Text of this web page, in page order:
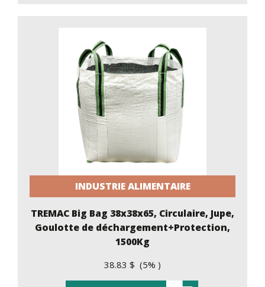
INDUSTRIE ALIMENTAIRE
TREMAC Big Bag 38x38x65, Circulaire, Jupe,
Goulotte de déchargement+Protection,
1500Kg
38.83 $ (5% )